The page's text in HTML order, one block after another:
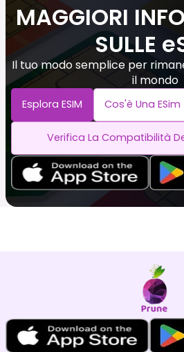
MAGGIORI
SULLE
Il tuo modo semplice per
il mondo
Esplora ESIM Cos'è Una ESim
Verifica La Compatibilità